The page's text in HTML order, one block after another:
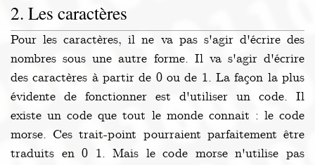
Les caractères
Pour les caractères, il ne va pas s'agir d'écrire des
nombres sous une autre forme. Il va s'agir d'écrire
des caractères à partir de 0 ou de 1. La façon la plus
évidente de fonctionner est d'utiliser un code. Il
existe un code que tout le monde connait : le code
morse. Ces trait-point pourraient parfaitement être
traduits en 0 1. Mais le code morse n'utilise pas